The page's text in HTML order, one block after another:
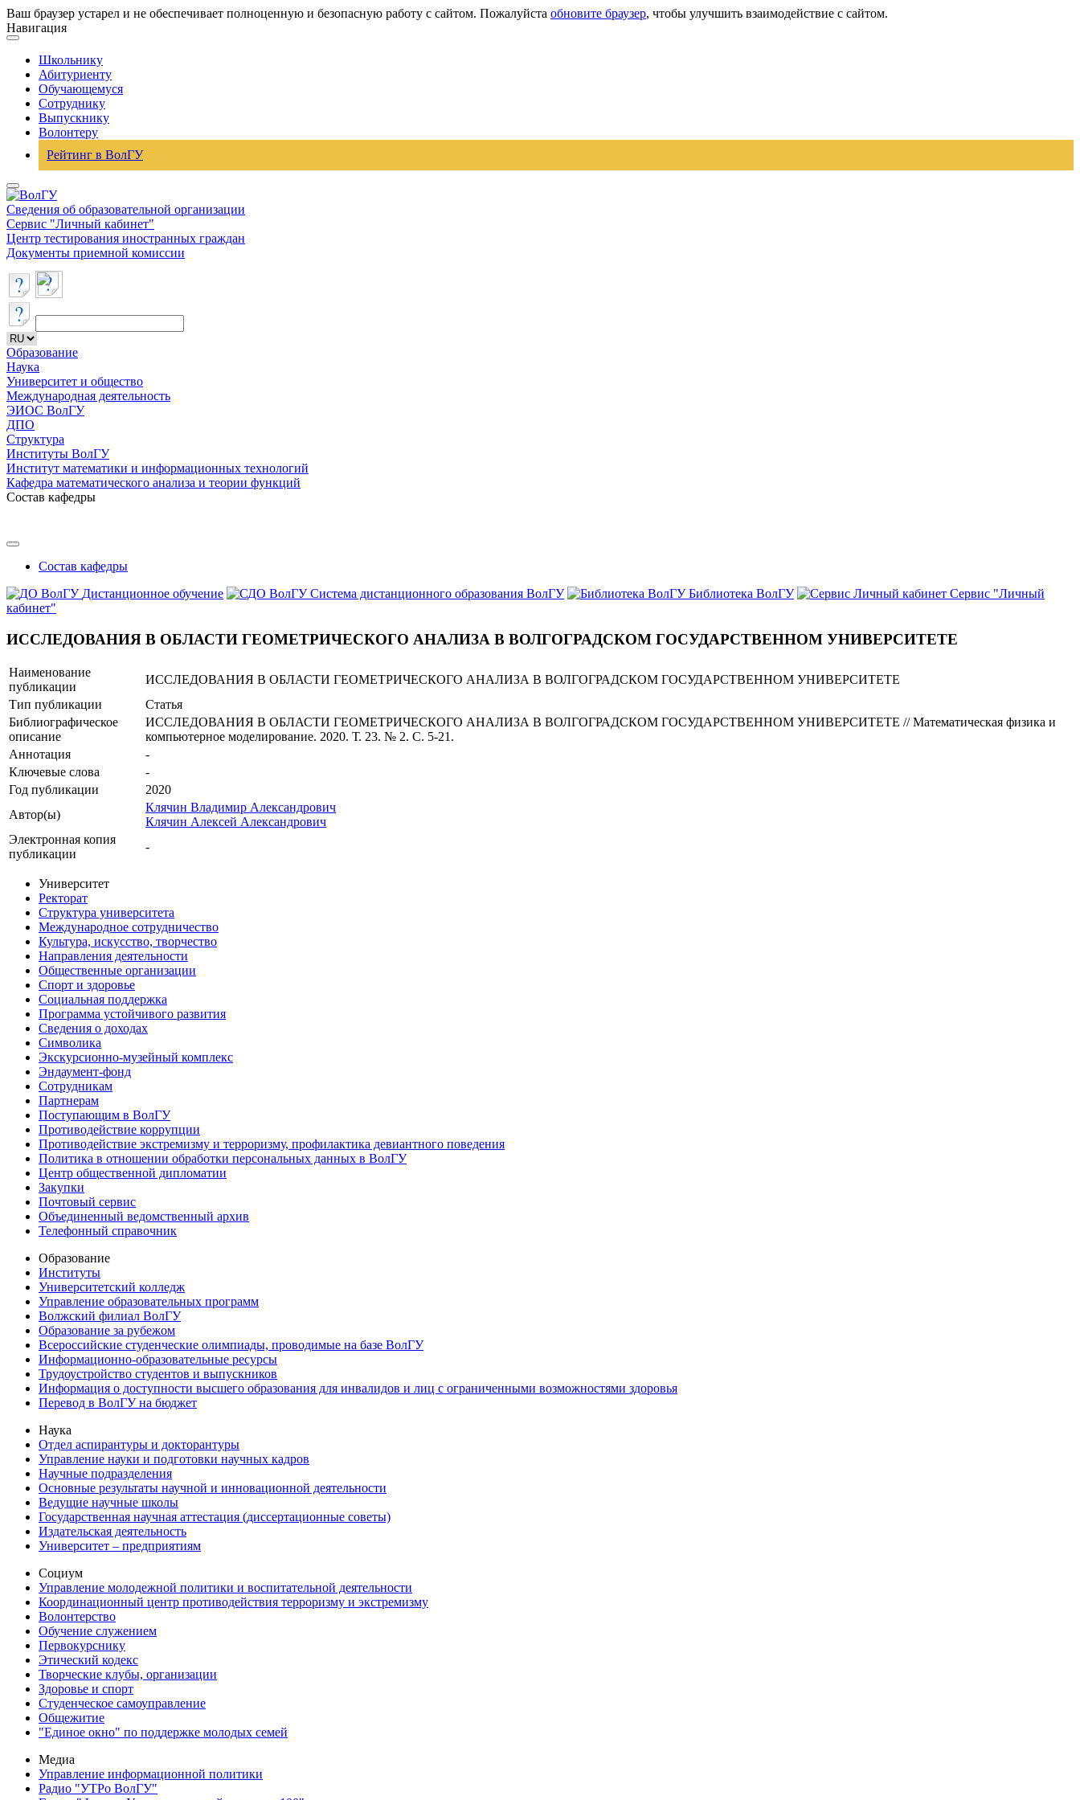
Ваш браузер устарел и не обеспечивает полноценную и безопасную работу с сайтом. Пожалуйста обновите браузер, чтобы улучшить взаимодействие с сайтом.
Навигация
Школьнику
Абитуриенту
Обучающемуся
Сотруднику
Выпускнику
Волонтеру
Рейтинг в ВолГУ
Сведения об образовательной организации
Сервис "Личный кабинет"
Центр тестирования иностранных граждан
Документы приемной комиссии
Образование
Наука
Университет и общество
Международная деятельность
ЭИОС ВолГУ
ДПО
Структура
Институты ВолГУ
Институт математики и информационных технологий
Кафедра математического анализа и теории функций
Состав кафедры
Состав кафедры
Дистанционное обучение
Система дистанционного образования ВолГУ Библиотека ВолГУ
Сервис "Личный
кабинет"
ИССЛЕДОВАНИЯ В ОБЛАСТИ ГЕОМЕТРИЧЕСКОГО АНАЛИЗА В ВОЛГОГРАДСКОМ ГОСУДАРСТВЕННОМ УНИВЕРСИТЕТЕ
Наименование
публикации
ИССЛЕДОВАНИЯ В ОБЛАСТИ ГЕОМЕТРИЧЕСКОГО АНАЛИЗА В ВОЛГОГРАДСКОМ ГОСУДАРСТВЕННОМ УНИВЕРСИТЕТЕ
Тип публикации
Статья
Библиографическое
описание
ИССЛЕДОВАНИЯ В ОБЛАСТИ ГЕОМЕТРИЧЕСКОГО АНАЛИЗА В ВОЛГОГРАДСКОМ ГОСУДАРСТВЕННОМ УНИВЕРСИТЕТЕ // Математическая физика и
компьютерное моделирование. 2020. Т. 23. № 2. С. 5-21.
Аннотация
-
Ключевые cлова
-
Год публикации
2020
Автор(ы)
Клячин Владимир Александрович
Клячин Алексей Александрович
Электронная копия
публикации
-
Университет
Ректорат
Структура университета
Международное сотрудничество
Культура, искусство, творчество
Направления деятельности
Общественные организации
Спорт и здоровье
Социальная поддержка
Программа устойчивого развития
Сведения о доходах
Символика
Экскурсионно-музейный комплекс
Эндаумент-фонд
Сотрудникам
Партнерам
Поступающим в ВолГУ
Противодействие коррупции
Противодействие экстремизму и терроризму, профилактика девиантного поведения
Политика в отношении обработки персональных данных в ВолГУ
Центр общественной дипломатии
Закупки
Почтовый сервис
Объединенный ведомственный архив
Телефонный справочник
Образование
Институты
Университетский колледж
Управление образовательных программ
Волжский филиал ВолГУ
Образование за рубежом
Всероссийские студенческие олимпиады, проводимые на базе ВолГУ
Информационно-образовательные ресурсы
Трудоустройство студентов и выпускников
Информация о доступности высшего образования для инвалидов и лиц с ограниченными возможностями здоровья
Перевод в ВолГУ на бюджет
Наука
Отдел аспирантуры и докторантуры
Управление науки и подготовки научных кадров
Научные подразделения
Основные результаты научной и инновационной деятельности
Ведущие научные школы
Государственная научная аттестация (диссертационные советы)
Издательская деятельность
Университет – предприятиям
Социум
Управление молодежной политики и воспитательной деятельности
Координационный центр противодействия терроризму и экстремизму
Волонтерство
Обучение служением
Первокурснику
Этический кодекс
Творческие клубы, организации
Здоровье и спорт
Студенческое самоуправление
Общежитие
"Единое окно" по поддержке молодых семей
Медиа
Управление информационной политики
Радио "УТРо ВолГУ"